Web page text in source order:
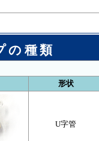
の種類
形状
U字管